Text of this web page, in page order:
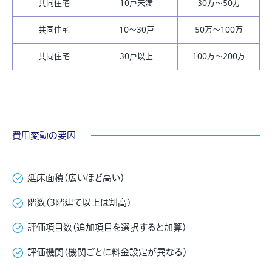
共同住宅 10戸未満 30万〜50万
共同住宅 10〜30戸 50万〜100万
共同住宅 30戸以上 100万〜200万
費用変動の要因
延床面積（広いほど高い）
階数（3階建て以上は割高）
評価項目数（追加項目を選択すると加算）
評価機関（機関ごとに料金設定が異なる）